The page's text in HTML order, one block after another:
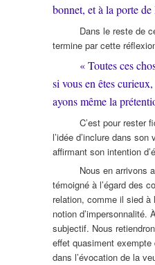
bonnet, et à la porte
Dans le reste de
termine par cette
« Toutes ces
si vous en êtes
ayons même la
C’est pour rester
l’idée d’inclure dans
affirmant son intention
Nous en arrivons
témoigné à l’égard des
relation, comme il sied à
notion d’impersonnalité.
subjectif. Nous
effet quasiment
dans l’évocation de la